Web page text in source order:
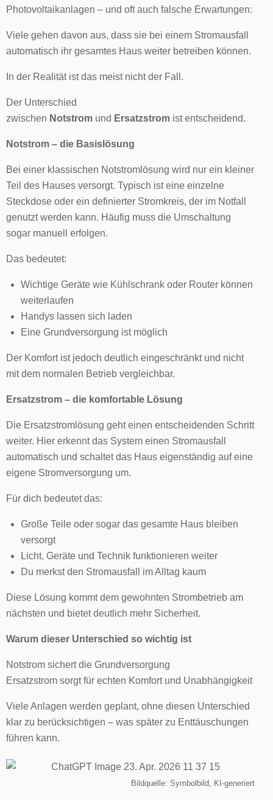
Photovoltaikanlagen – und oft auch falsche Erwartungen:
Viele gehen davon aus, dass sie bei einem Stromausfall
automatisch ihr gesamtes Haus weiter betreiben können.
In der Realität ist das meist nicht der Fall.
Der Unterschied
zwischen Notstrom und Ersatzstrom ist entscheidend.
Notstrom – die Basislösung
Bei einer klassischen Notstromlösung wird nur ein kleiner
Teil des Hauses versorgt. Typisch ist eine einzelne
Steckdose oder ein definierter Stromkreis, der im Notfall
genutzt werden kann. Häufig muss die Umschaltung
sogar manuell erfolgen.
Das bedeutet:
Wichtige Geräte wie Kühlschrank oder Router können
weiterlaufen
Handys lassen sich laden
Eine Grundversorgung ist möglich
Der Komfort ist jedoch deutlich eingeschränkt und nicht
mit dem normalen Betrieb vergleichbar.
Ersatzstrom – die komfortable Lösung
Die Ersatzstromlösung geht einen entscheidenden Schritt
weiter. Hier erkennt das System einen Stromausfall
automatisch und schaltet das Haus eigenständig auf eine
eigene Stromversorgung um.
Für dich bedeutet das:
Große Teile oder sogar das gesamte Haus bleiben
versorgt
Licht, Geräte und Technik funktionieren weiter
Du merkst den Stromausfall im Alltag kaum
Diese Lösung kommt dem gewohnten Strombetrieb am
nächsten und bietet deutlich mehr Sicherheit.
Warum dieser Unterschied so wichtig ist
Notstrom sichert die Grundversorgung
Ersatzstrom sorgt für echten Komfort und Unabhängigkeit
Viele Anlagen werden geplant, ohne diesen Unterschied
klar zu berücksichtigen – was später zu Enttäuschungen
führen kann.
Bildquelle: Symbolbild, KI-generiert